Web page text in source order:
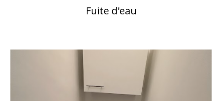
Fuite d'eau